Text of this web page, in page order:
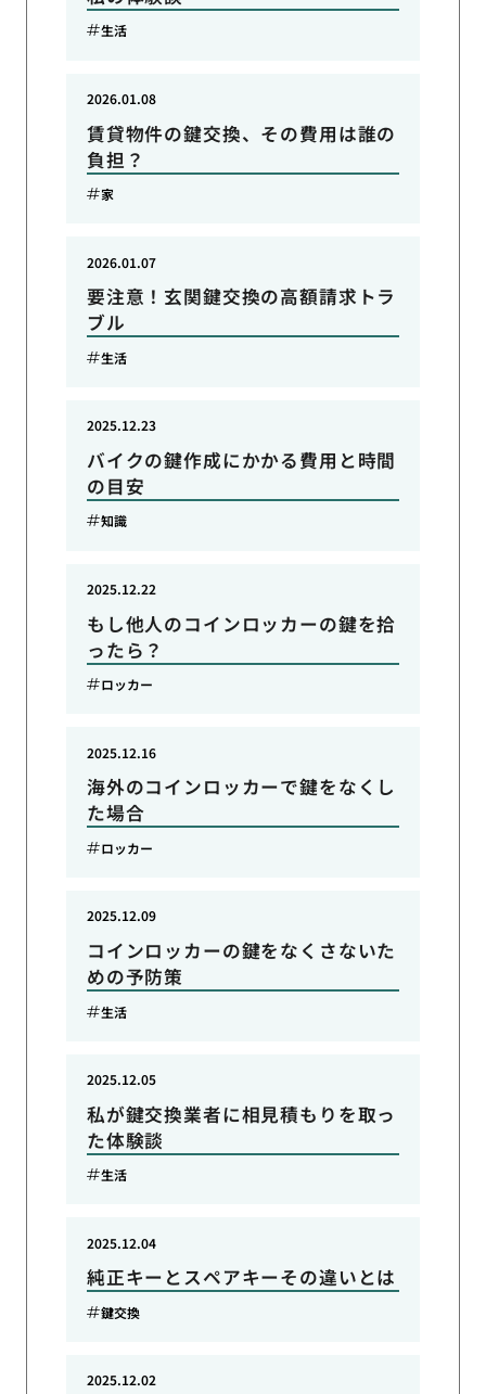
生活
賃貸物件の鍵交換、その費用は誰の
負担？
2026.01.08
家
要注意！玄関鍵交換の高額請求トラ
ブル
2026.01.07
生活
バイクの鍵作成にかかる費用と時間
の目安
2025.12.23
知識
もし他人のコインロッカーの鍵を拾
ったら？
2025.12.22
ロッカー
海外のコインロッカーで鍵をなくし
た場合
2025.12.16
ロッカー
コインロッカーの鍵をなくさないた
めの予防策
2025.12.09
生活
私が鍵交換業者に相見積もりを取っ
た体験談
2025.12.05
生活
純正キーとスペアキーその違いとは
2025.12.04
鍵交換
2025.12.02